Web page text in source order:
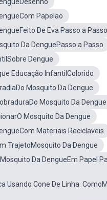
Papelao
De Eva Passo a Passo
Da DenguePasso a Passo
Dengue
Educação InfantilColorido
Mosquito Da Dengue
Mosquito Da Dengue
Mosquito Da Dengue
Materiais Reciclaveis
TrajetoMosquito Da Dengue
Da DengueEm Papel
Usando Cone De Linha.